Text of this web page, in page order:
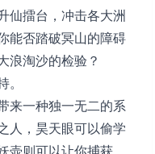
仙擂台，冲击各大洲
能否踏破冥山的障碍
浪淘沙的检验？
来一种独一无二的系
人，昊天眼可以偷学